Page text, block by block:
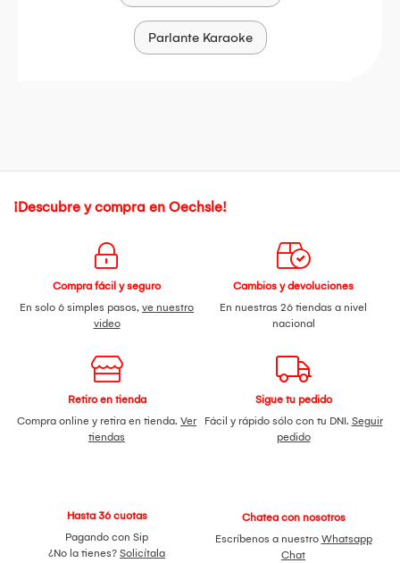
Parlante Karaoke
¡Descubre y compra en Oechsle!
Compra fácil y seguro
En solo 6 simples pasos, ve nuestro
video
Cambios y devoluciones
En nuestras 26 tiendas a nivel
nacional
Retiro en tienda
Compra online y retira en tienda. Ver
tiendas
Sigue tu pedido
Fácil y rápido sólo con tu DNI. Seguir
pedido
Hasta 36 cuotas
Pagando con Sip
¿No la tienes? Solicítala
Chatea con nosotros
Escríbenos a nuestro Whatsapp
Chat